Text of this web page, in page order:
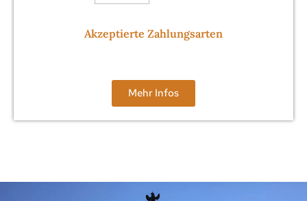
Akzeptierte Zahlungsarten
Mehr Infos